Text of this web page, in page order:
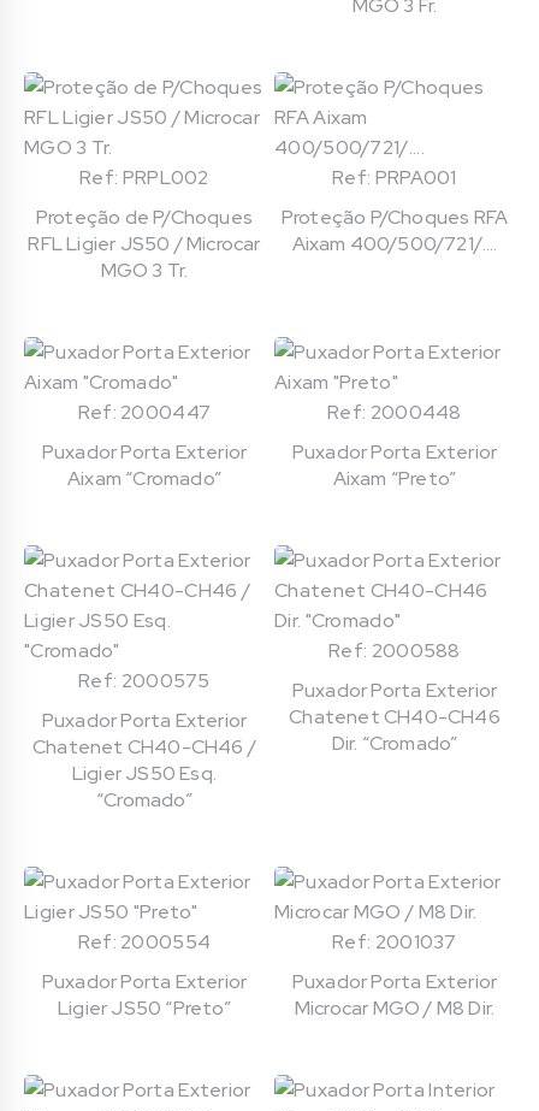
MGO 3 Fr.
Ref: PRPL002
Proteção de P/Choques
RFL Ligier JS50 / Microcar
MGO 3 Tr.
Ref: PRPA001
Proteção P/Choques RFA
Aixam 400/500/721/….
Ref: 2000447
Puxador Porta Exterior
Aixam “Cromado”
Ref: 2000448
Puxador Porta Exterior
Aixam “Preto”
Ref: 2000575
Puxador Porta Exterior
Chatenet CH40-CH46 /
Ligier JS50 Esq.
“Cromado”
Ref: 2000588
Puxador Porta Exterior
Chatenet CH40-CH46
Dir. “Cromado”
Ref: 2000554
Puxador Porta Exterior
Ligier JS50 “Preto”
Ref: 2001037
Puxador Porta Exterior
Microcar MGO / M8 Dir.